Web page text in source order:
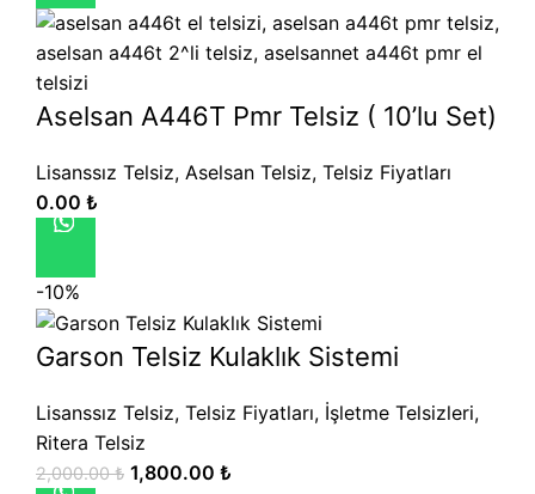
Aselsan A446T Pmr Telsiz ( 10’lu Set)
Lisanssız Telsiz, Aselsan Telsiz, Telsiz Fiyatları
0.00 ₺
-10%
Garson Telsiz Kulaklık Sistemi
Lisanssız Telsiz, Telsiz Fiyatları, İşletme Telsizleri,
Ritera Telsiz
2,000.00₺ 1,800.00 ₺